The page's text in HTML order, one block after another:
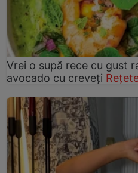
Vrei o supă rece cu gust
avocado cu creveți